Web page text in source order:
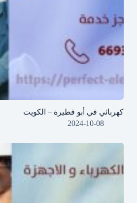
كهربائي في أبو فطيرة – الكويت
2024-10-08